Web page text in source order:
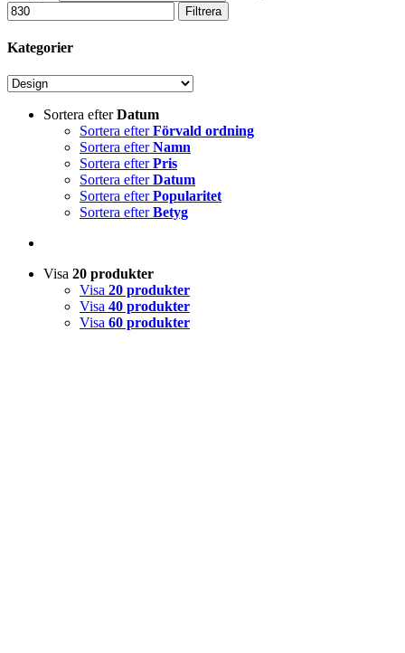
Filtrera
Kategorier
Sortera efterDatum
Sortera efterFörvald ordning
Sortera efterNamn
Sortera efterPris
Sortera efterDatum
Sortera efterPopularitet
Sortera efterBetyg
Visa 20 produkter
Visa 20 produkter
Visa 40 produkter
Visa 60 produkter